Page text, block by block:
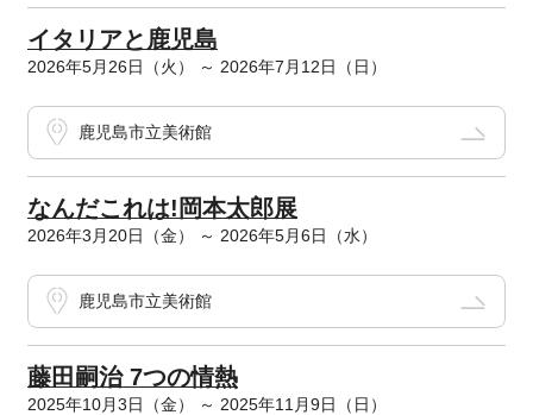
イタリアと鹿児島
2026年5月26日（火） ～ 2026年7月12日（日）
鹿児島市立美術館
なんだこれは!岡本太郎展
2026年3月20日（金） ～ 2026年5月6日（水）
鹿児島市立美術館
藤田嗣治 7つの情熱
2025年10月3日（金） ～ 2025年11月9日（日）